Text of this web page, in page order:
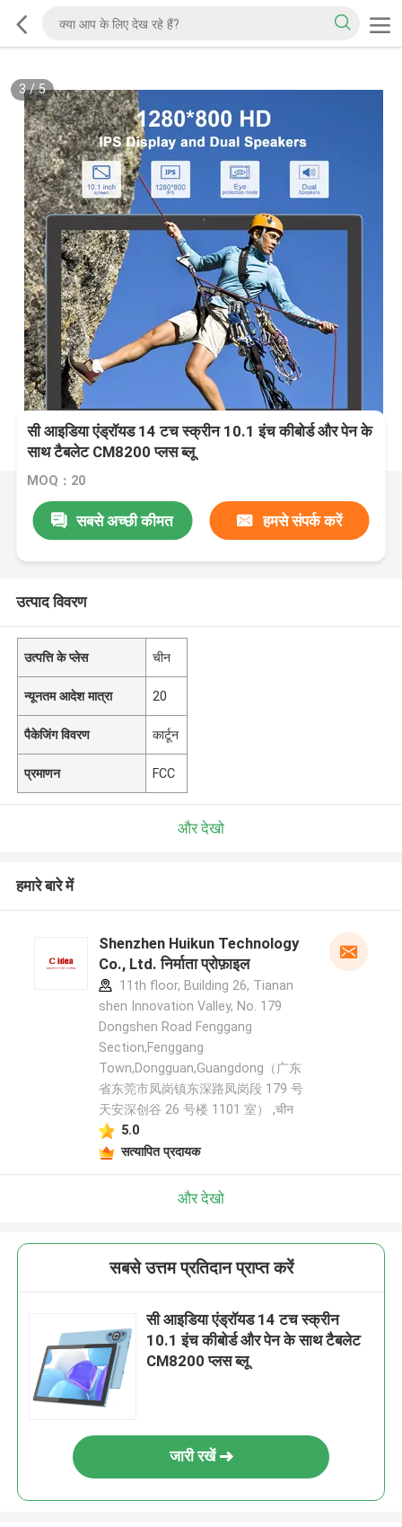
3/5
सी आइडिया एंड्रॉयड 14 टच स्क्रीन 10.1 इंच कीबोर्ड और पेन के
साथ टैबलेट CM8200 प्लस ब्लू
MOQ：20
सबसे अच्छी कीमत हमसे संपर्क करें
उत्पाद विवरण
उत्पत्ति के प्लेस चीन
न्यूनतम आदेश मात्रा 20
पैकेजिंग विवरण कार्टून
प्रमाणन FCC
और देखो
हमारे बारे में
Shenzhen Huikun Technology
Co., Ltd. निर्माता प्रोफ़ाइल
11th floor, Building 26, Tianan
shen Innovation Valley, No. 179
Dongshen Road Fenggang
Section,Fenggang
Town,Dongguan,Guangdong（广东
省东莞市凤岗镇东深路凤岗段 179 号
天安深创谷 26 号楼 1101 室） ,चीन
5.0
सत्यापित प्रदायक
और देखो
सबसे उत्तम प्रतिदान प्राप्त करें
सी आइडिया एंड्रॉयड 14 टच स्क्रीन
10.1 इंच कीबोर्ड और पेन के साथ टैबलेट
CM8200 प्लस ब्लू
जारी रखें